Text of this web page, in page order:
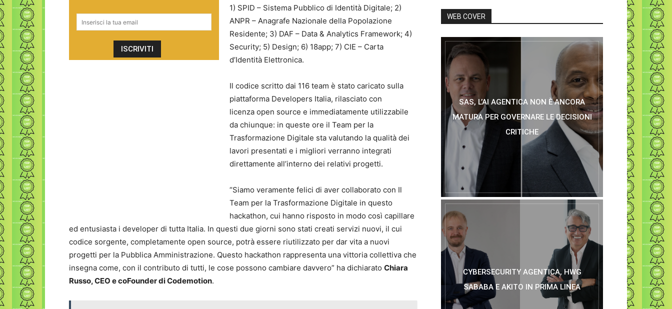
1) SPID – Sistema Pubblico di Identità Digitale; 2)
ANPR – Anagrafe Nazionale della Popolazione
Residente; 3) DAF – Data & Analytics Framework; 4)
Security; 5) Design; 6) 18app; 7) CIE – Carta
d’Identità Elettronica.
Il codice scritto dai 116 team è stato caricato sulla
piattaforma Developers Italia, rilasciato con
licenza open source e immediatamente utilizzabile
da chiunque: in queste ore il Team per la
Trasformazione Digitale sta valutando la qualità dei
lavori presentati e i migliori verranno integrati
direttamente all’interno dei relativi progetti.
“Siamo veramente felici di aver collaborato con Il
Team per la Trasformazione Digitale in questo
hackathon, cui hanno risposto in modo così capillare
ed entusiasta i developer di tutta Italia. In questi due giorni sono stati creati servizi nuovi, il cui
codice sorgente, completamente open source, potrà essere riutilizzato per dar vita a nuovi
progetti per la Pubblica Amministrazione. Questo hackathon rappresenta una vittoria collettiva che
insegna come, con il contributo di tutti, le cose possono cambiare davvero” ha dichiarato Chiara
Russo, CEO e coFounder di Codemotion.
WEB COVER
SAS, L’AI AGENTICA NON È ANCORA
MATURA PER GOVERNARE LE DECISIONI
CRITICHE
CYBERSECURITY AGENTICA, HWG
SABABA E AKITO IN PRIMA LINEA